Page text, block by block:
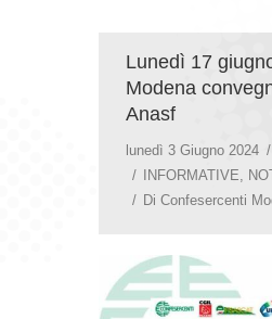
Lunedì 17
Modena
Anasf
lunedì 3 Giugno 2024
INFORMATIVE
Di Confesercenti